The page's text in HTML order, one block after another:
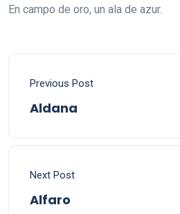
En campo de oro, un ala de azur.
Previous Post
Aldana
Next Post
Alfaro